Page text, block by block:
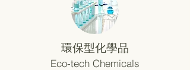
環保型化學品
Eco-tech Chemicals